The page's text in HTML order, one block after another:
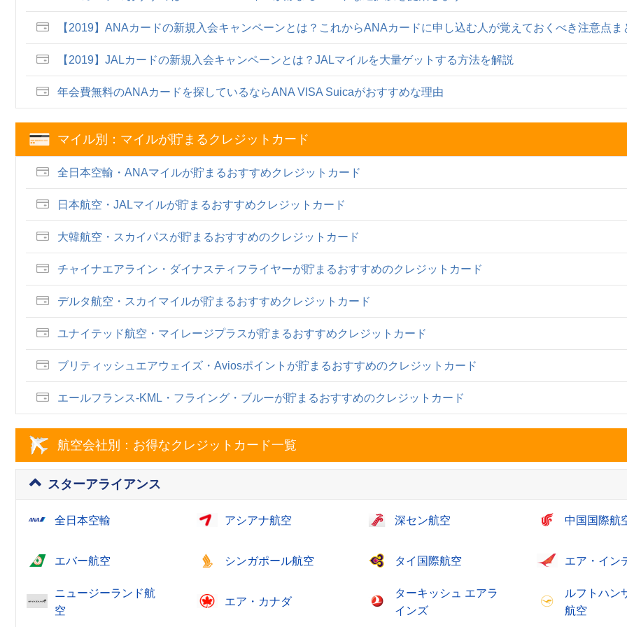
【2019】ANAカードの新規入会キャンペーンとは？これからANAカードに申し込む人が覚えておくべき注意点ま
【2019】JALカードの新規入会キャンペーンとは？JALマイルを大量ゲットする方法を解説
年会費無料のANAカードを探しているならANA VISA Suicaがおすすめな理由
マイル別：マイルが貯まるクレジットカード
全日本空輸・ANAマイルが貯まるおすすめクレジットカード
日本航空・JALマイルが貯まるおすすめクレジットカード
大韓航空・スカイパスが貯まるおすすめのクレジットカード
チャイナエアライン・ダイナスティフライヤーが貯まるおすすめのクレジットカード
デルタ航空・スカイマイルが貯まるおすすめクレジットカード
ユナイテッド航空・マイレージプラスが貯まるおすすめクレジットカード
ブリティッシュエアウェイズ・Aviosポイントが貯まるおすすめのクレジットカード
エールフランス-KML・フライング・ブルーが貯まるおすすめのクレジットカード
航空会社別：お得なクレジットカード一覧
スターアライアンス
全日本空輸 アシアナ航空 深セン航空 中国国際航
エバー航空 シンガポール航空 タイ国際航空 エア・イン
ニュージーランド航
空
エア・カナダ
ターキッシュ エアラ
インズ
ルフトハン
航空